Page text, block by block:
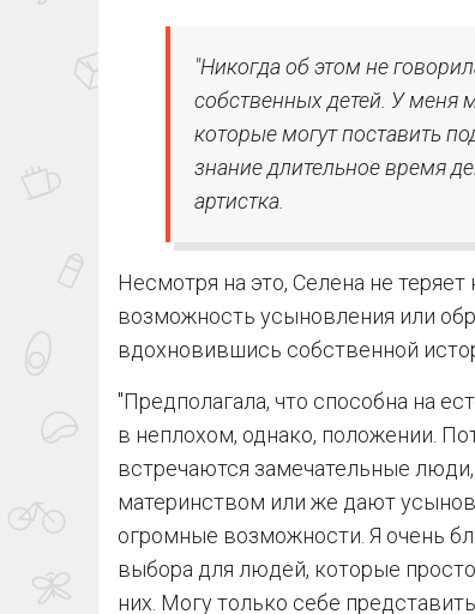
"Никогда об этом не
собственных детей. У меня
которые могут поставить
знание длительное время
артистка.
Несмотря на это, Селена не
возможность усыновления или
вдохновившись собственной
"Предполагала, что способна на
в неплохом, однако, положении.
встречаются замечательные
материнством или же дают
огромные возможности. Я очень
выбора для людей, которые
них. Могу только себе